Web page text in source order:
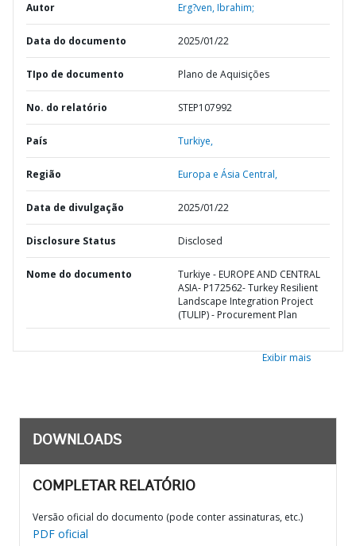
Autor Erg?ven, Ibrahim;
Data do documento 2025/01/22
TIpo de documento Plano de Aquisições
No. do relatório STEP107992
País Turkiye,
Região Europa e Ásia Central,
Data de divulgação 2025/01/22
Disclosure Status Disclosed
Nome do documento
Turkiye - EUROPE AND CENTRAL
ASIA- P172562- Turkey Resilient
Landscape Integration Project
(TULIP) - Procurement Plan
Exibir mais
DOWNLOADS
COMPLETAR RELATÓRIO
Versão oficial do documento (pode conter assinaturas, etc.)
PDF oficial